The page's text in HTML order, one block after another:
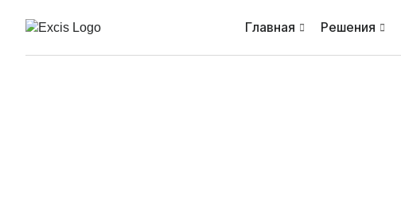
Главная Решения